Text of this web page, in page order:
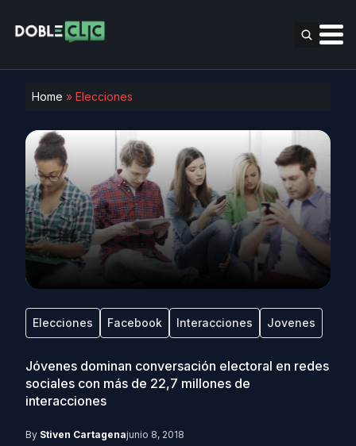
Home » Elecciones
Elecciones Facebook Interacciones Jovenes
Jóvenes dominan conversación electoral en redes
sociales con más de 22,7 millones de
interacciones
By Stiven Cartagenajunio 8, 2018